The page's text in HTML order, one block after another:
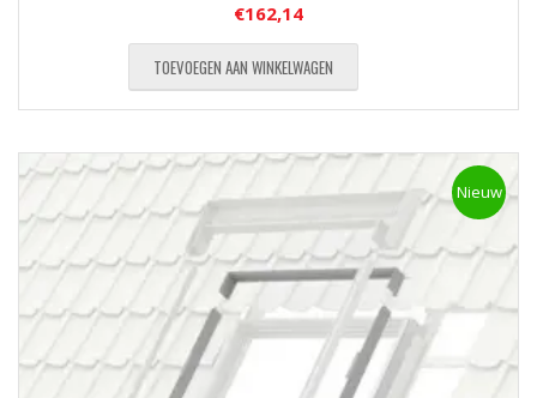
€162,14
TOEVOEGEN AAN WINKELWAGEN
Nieuw